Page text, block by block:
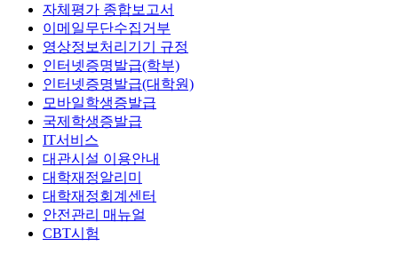
자체평가 종합보고서
이메일무단수집거부
영상정보처리기기 규정
인터넷증명발급(학부)
인터넷증명발급(대학원)
모바일학생증발급
국제학생증발급
IT서비스
대관시설 이용안내
대학재정알리미
대학재정회계센터
안전관리 매뉴얼
CBT시험